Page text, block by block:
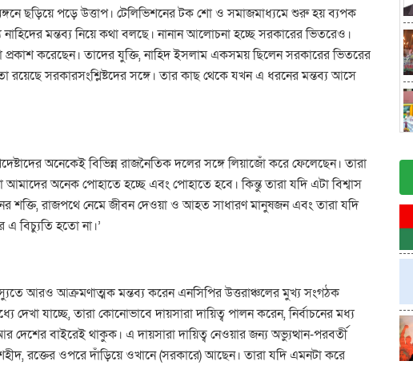
ছড়িয়ে পড়ে উত্তাপ। টেলিভিশনের টক শো ও সমাজমাধ্যমে শুরু হয় ব্যপক
মন্তব্য নিয়ে কথা বলছে। নানান আলোচনা হচ্ছে সরকারের ভিতরেও।
প্রকাশ করেছেন। তাদের যুক্তি, নাহিদ ইসলাম একসময় ছিলেন সরকারের ভিতরের
সরকারসংশ্লিষ্টদের সঙ্গে। তার কাছ থেকে যখন এ ধরনের মন্তব্য আসে
অনেকেই বিভিন্ন রাজনৈতিক দলের সঙ্গে লিয়াজোঁ করে ফেলেছেন। তারা
অনেক পোহাতে হচ্ছে এবং পোহাতে হবে। কিন্তু তারা যদি এটা বিশ্বাস
শক্তি, রাজপথে নেমে জীবন দেওয়া ও আহত সাধারণ মানুষজন এবং তারা যদি
বিচ্যুতি হতো না।’
আরও আক্রমণাত্মক মন্তব্য করেন এনসিপির উত্তরাঞ্চলের মুখ্য সংগঠক
যাচ্ছে, তারা কোনোভাবে দায়সারা দায়িত্ব পালন করেন, নির্বাচনের মধ্য
বাইরেই থাকুক। এ দায়সারা দায়িত্ব নেওয়ার জন্য অভ্যুত্থান-পরবর্তী
রক্তের ওপরে দাঁড়িয়ে ওখানে (সরকারে) আছেন। তারা যদি এমনটা করে